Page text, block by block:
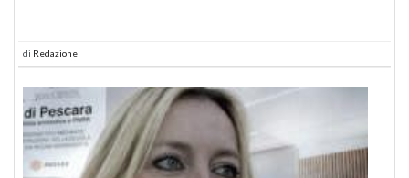
di Redazione